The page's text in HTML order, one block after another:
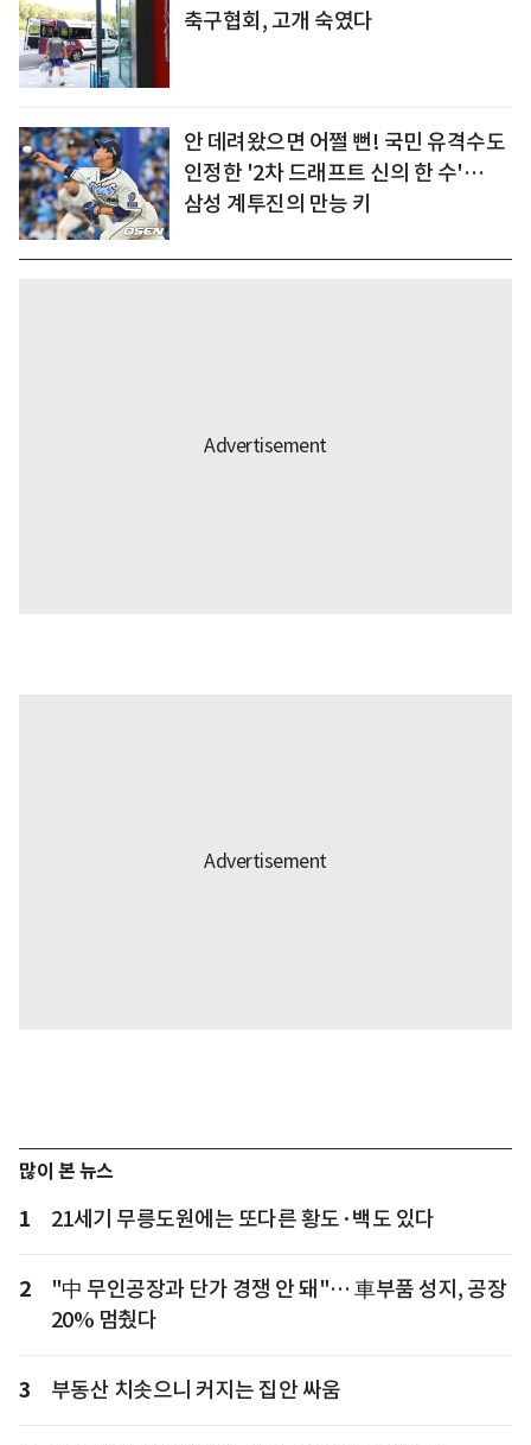
축구협회, 고개 숙였다
안 데려왔으면 어쩔 뻔! 국민 유격수도
인정한 '2차 드래프트 신의 한 수'…
삼성 계투진의 만능 키
많이 본 뉴스
1 21세기 무릉도원에는 또다른 황도·백도 있다
2
"中 무인공장과 단가 경쟁 안 돼"… 車부품 성지, 공장
20% 멈췄다
3 부동산 치솟으니 커지는 집안 싸움